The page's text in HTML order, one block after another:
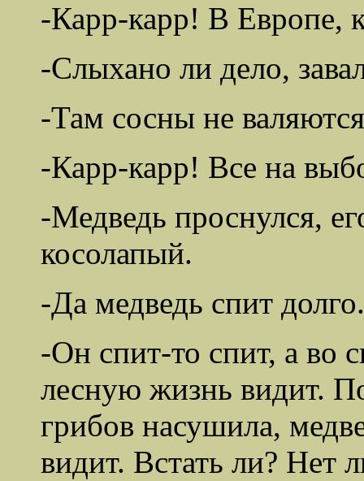
-Карр-карр! В Европе,
-Слыхано ли дело,
-Там сосны не
-Карр-карр! Все на
-Медведь проснулся,
косолапый.
-Да медведь спит долго.
-Он спит-то спит, а
лесную жизнь видит.
грибов насушила,
видит. Встать ли? Нет